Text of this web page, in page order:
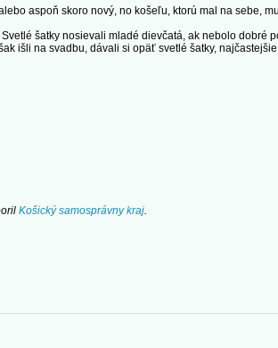
aspoň skoro nový, no košeľu, ktorú mal na sebe,
šatky nosievali mladé dievčatá, ak nebolo dobré
išli na svadbu, dávali si opäť svetlé šatky,
Košický samosprávny kraj.